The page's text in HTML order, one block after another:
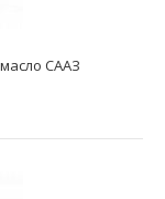
СААЗ
СААЗ